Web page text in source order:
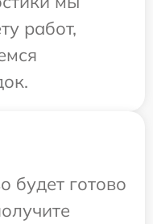
работ,
будет готово